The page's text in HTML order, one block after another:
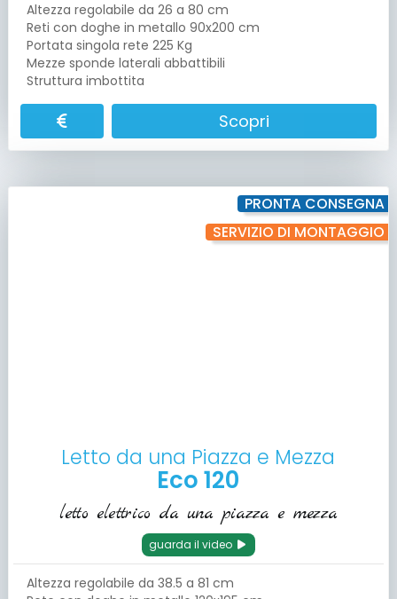
Altezza regolabile da 26 a 80 cm
Reti con doghe in metallo 90x200 cm
Portata singola rete 225 Kg
Mezze sponde laterali abbattibili
Struttura imbottita
Scopri
PRONTA CONSEGNA
SERVIZIO DI MONTAGGIO
Letto da una Piazza e Mezza
Eco 120
letto elettrico da una piazza e mezza
guarda il video
Altezza regolabile da 38.5 a 81 cm